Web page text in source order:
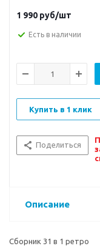
1 990 руб/шт
Есть в наличии
Купить в 1 клик
Поделиться
Описание
Сборник 31 в 1 ретро